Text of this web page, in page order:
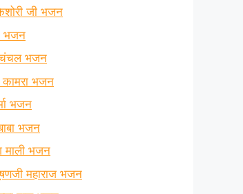
जी भजन
भजन
चंचल भजन
भजन
भजन
भजन
माली भजन
महाराज भजन